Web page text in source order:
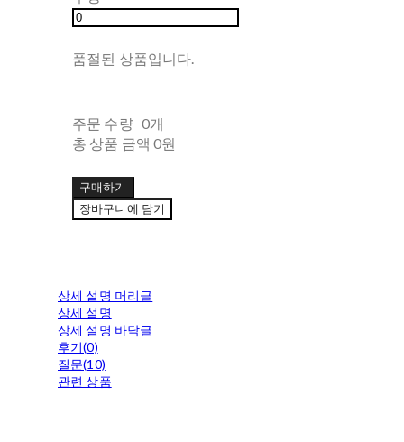
품절된 상품입니다.
주문 수량 0개
총 상품 금액 0원
구매하기
장바구니에 담기
상세 설명 머리글
상세 설명
상세 설명 바닥글
후기(0)
질문(10)
관련 상품